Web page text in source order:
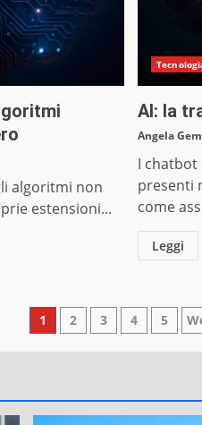
algoritmi non
estensioni...
AI: la
Angela
I chatbot
presenti
come
Leggi
Paginazione
degli
articoli
1 2 3 4 5